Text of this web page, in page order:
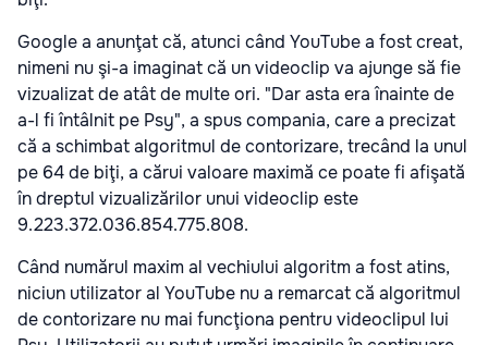
Google a anunţat că, atunci când YouTube a fost creat,
nimeni nu şi-a imaginat că un videoclip va ajunge să fie
vizualizat de atât de multe ori. "Dar asta era înainte de
a-l fi întâlnit pe Psy", a spus compania, care a precizat
că a schimbat algoritmul de contorizare, trecând la unul
pe 64 de biţi, a cărui valoare maximă ce poate fi afişată
în dreptul vizualizărilor unui videoclip este
9.223.372.036.854.775.808.
Când numărul maxim al vechiului algoritm a fost atins,
niciun utilizator al YouTube nu a remarcat că algoritmul
de contorizare nu mai funcţiona pentru videoclipul lui